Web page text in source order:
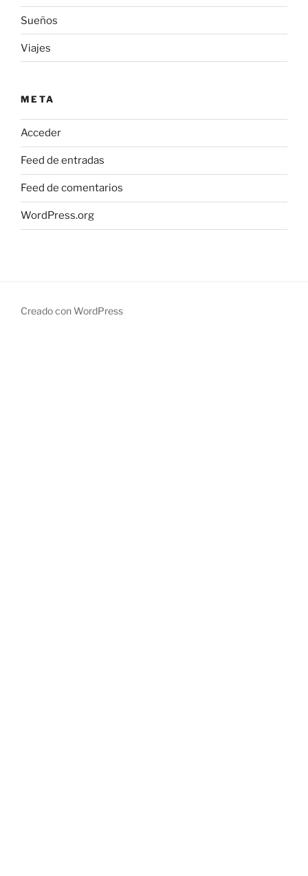
Sueños
Viajes
META
Acceder
Feed de entradas
Feed de comentarios
WordPress.org
Creado con WordPress